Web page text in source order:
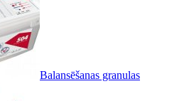
Balansēšanas granulas